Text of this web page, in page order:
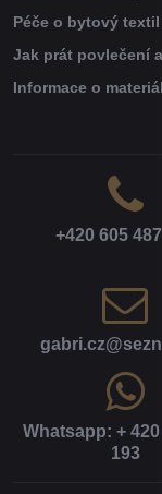
Péče o bytový textil
Jak prát povlečení
Informace o
+420 605
Whatsapp: + 420
193